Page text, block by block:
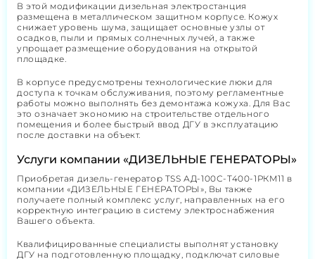
В этой модификации дизельная электростанция
размещена в металлическом защитном корпусе. Кожух
снижает уровень шума, защищает основные узлы от
осадков, пыли и прямых солнечных лучей, а также
упрощает размещение оборудования на открытой
площадке.
В корпусе предусмотрены технологические люки для
доступа к точкам обслуживания, поэтому регламентные
работы можно выполнять без демонтажа кожуха. Для Вас
это означает экономию на строительстве отдельного
помещения и более быстрый ввод ДГУ в эксплуатацию
после доставки на объект.
Услуги компании «ДИЗЕЛЬНЫЕ ГЕНЕРАТОРЫ»
Приобретая дизель-генератор TSS АД-100С-Т400-1РКМ11 в
компании «ДИЗЕЛЬНЫЕ ГЕНЕРАТОРЫ», Вы также
получаете полный комплекс услуг, направленных на его
корректную интеграцию в систему электроснабжения
Вашего объекта.
Квалифицированные специалисты выполнят установку
ДГУ на подготовленную площадку, подключат силовые